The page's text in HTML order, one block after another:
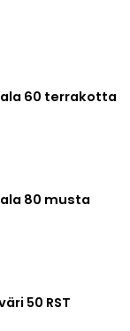
60 terrakotta
80 musta
50 RST